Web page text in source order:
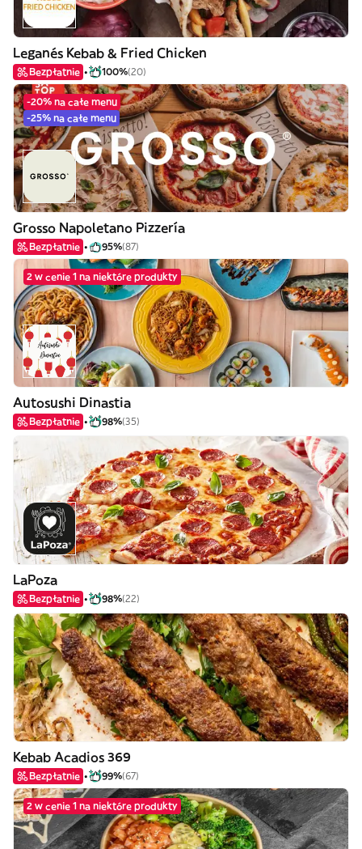
Leganés Kebab & Fried Chicken
Bezpłatnie 100%(20)
-20% na całe menu
-25% na całe menu
Grosso Napoletano Pizzería
Bezpłatnie 95%(87)
2 w cenie 1 na niektóre produkty
Autosushi Dinastia
Bezpłatnie 98%(35)
LaPoza
Bezpłatnie 98%(22)
Kebab Acadios 369
Bezpłatnie 99%(67)
2 w cenie 1 na niektóre produkty